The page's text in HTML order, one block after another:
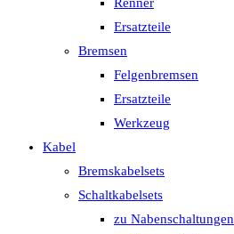
Ersatzteile
Bremsen
Felgenbremsen
Ersatzteile
Werkzeug
Kabel
Bremskabelsets
Schaltkabelsets
zu Nabenschaltungen